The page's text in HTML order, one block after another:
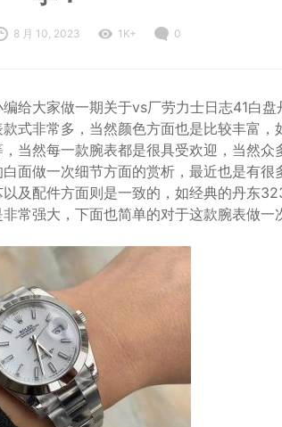
8 月 10, 2023 1K+ 0
给大家做一期关于vs厂劳力士日志41白
式非常多，当然颜色方面也是比较丰富，
当然每一款腕表都是很具受欢迎，当然众
面做一次细节方面的赏析，最近也是有很
及配件方面则是一致的，如经典的丹东
常强大，下面也简单的对于这款腕表做一